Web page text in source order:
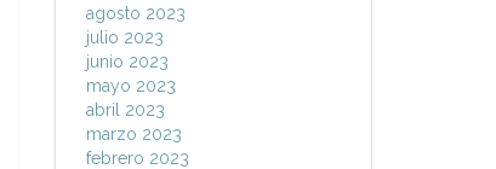
agosto 2023
julio 2023
junio 2023
mayo 2023
abril 2023
marzo 2023
febrero 2023